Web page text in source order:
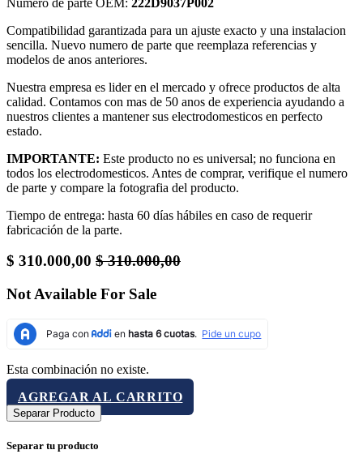
Compatibilidad garantizada para un ajuste exacto y una instalacion
sencilla. Nuevo numero de parte que reemplaza referencias y
modelos de anos anteriores.
Nuestra empresa es lider en el mercado y ofrece productos de alta
calidad. Contamos con mas de 50 anos de experiencia ayudando a
nuestros clientes a mantener sus electrodomesticos en perfecto
estado.
IMPORTANTE: Este producto no es universal; no funciona en
todos los electrodomesticos. Antes de comprar, verifique el numero
de parte y compare la fotografia del producto.
Tiempo de entrega: hasta 60 días hábiles en caso de requerir
fabricación de la parte.
$ 310.000,00 $310.000,00
Not Available For Sale
Esta combinación no existe.
AGREGAR AL CARRITO
Separar Producto
Separar tu producto